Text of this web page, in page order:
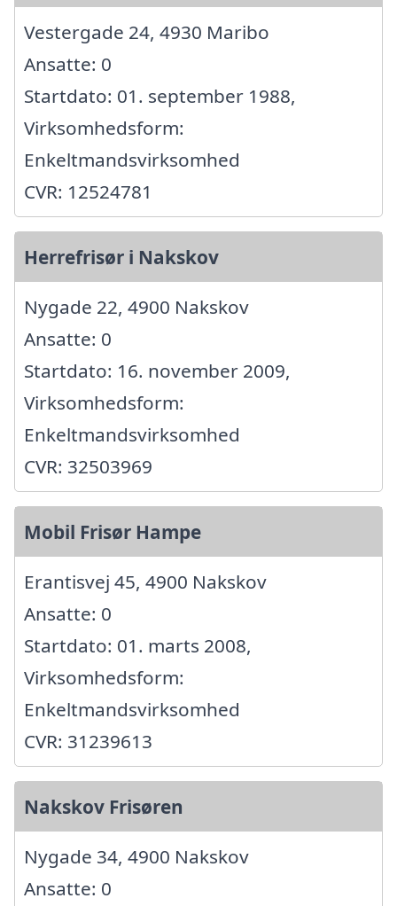
Vestergade 24, 4930 Maribo
Ansatte: 0
Startdato: 01. september 1988,
Virksomhedsform:
Enkeltmandsvirksomhed
CVR: 12524781
Herrefrisør i Nakskov
Nygade 22, 4900 Nakskov
Ansatte: 0
Startdato: 16. november 2009,
Virksomhedsform:
Enkeltmandsvirksomhed
CVR: 32503969
Mobil Frisør Hampe
Erantisvej 45, 4900 Nakskov
Ansatte: 0
Startdato: 01. marts 2008,
Virksomhedsform:
Enkeltmandsvirksomhed
CVR: 31239613
Nakskov Frisøren
Nygade 34, 4900 Nakskov
Ansatte: 0